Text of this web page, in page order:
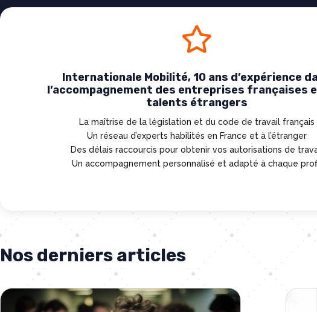

Internationale Mobilité, 10 ans d’expérience
l’accompagnement des entreprises françaises
talents étrangers
La maîtrise de la législation et du code de travail français
Un réseau d’experts habilités en France et à l’étranger
Des délais raccourcis pour obtenir vos autorisations de
Un accompagnement personnalisé et adapté à chaque
Nos derniers articles